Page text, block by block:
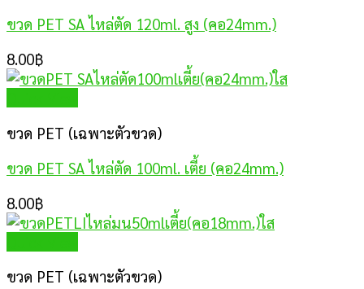
ขวด PET SA ไหล่ตัด 120ml. สูง (คอ24mm.)
8.00฿
ขวด PET (เฉพาะตัวขวด)
ขวด PET SA ไหล่ตัด 100ml. เตี้ย (คอ24mm.)
8.00฿
ขวด PET (เฉพาะตัวขวด)